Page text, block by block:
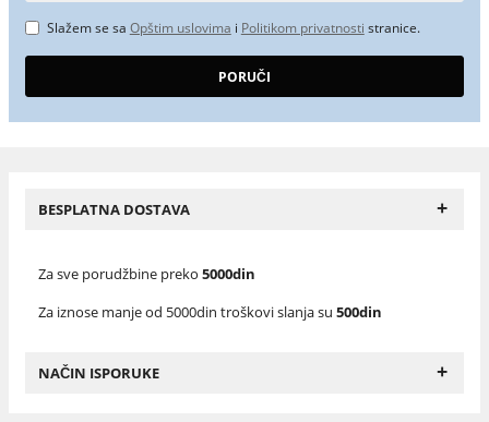
Slažem se sa Opštim uslovima i Politikom privatnosti stranice.
BESPLATNA DOSTAVA +
Za sve porudžbine preko 5000din
Za iznose manje od 5000din troškovi slanja su 500din
NAČIN ISPORUKE +